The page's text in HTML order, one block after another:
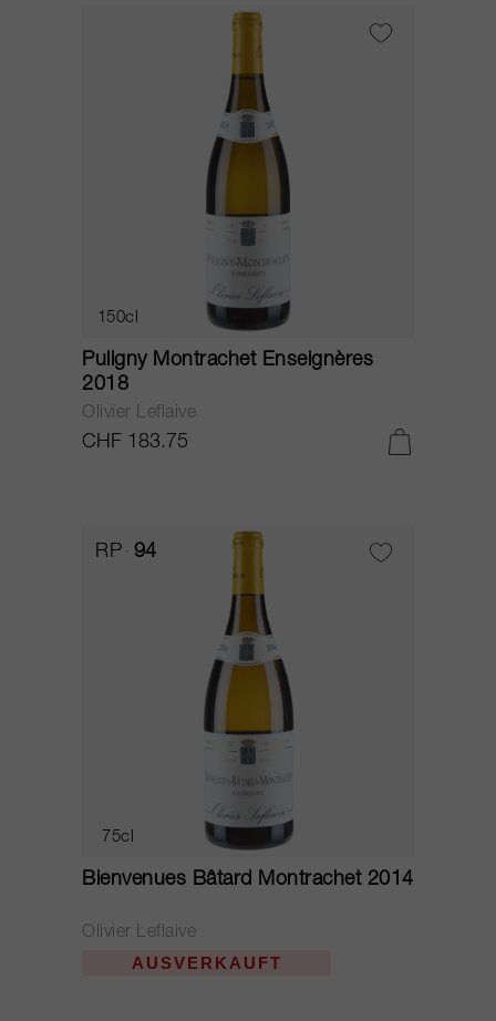
150cl
Puligny Montrachet Enseignères
2018
Olivier Leflaive
CHF 183.75
RP 94
75cl
Bienvenues Bâtard Montrachet 2014
Olivier Leflaive
AUSVERKAUFT